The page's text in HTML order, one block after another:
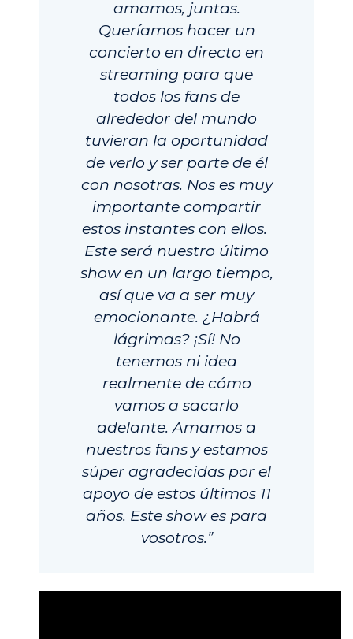
amamos, juntas.
Queríamos hacer un
concierto en directo en
streaming para que
todos los fans de
alrededor del mundo
tuvieran la oportunidad
de verlo y ser parte de él
con nosotras. Nos es muy
importante compartir
estos instantes con ellos.
Este será nuestro último
show en un largo tiempo,
así que va a ser muy
emocionante. ¿Habrá
lágrimas? ¡Sí! No
tenemos ni idea
realmente de cómo
vamos a sacarlo
adelante. Amamos a
nuestros fans y estamos
súper agradecidas por el
apoyo de estos últimos 11
años. Este show es para
vosotros.”